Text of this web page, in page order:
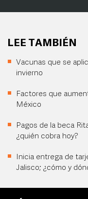
LEE TAMBIÉN
Vacunas que se
invierno
Factores que
México
Pagos de la beca
¿quién cobra hoy?
Inicia entrega de
Jalisco; ¿cómo y